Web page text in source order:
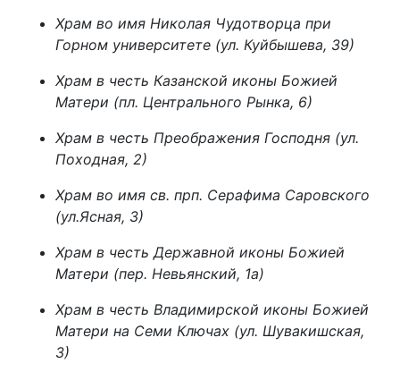
Храм во имя Николая Чудотворца при
Горном университете (ул. Куйбышева, 39)
Храм в честь Казанской иконы Божией
Матери (пл. Центрального Рынка, 6)
Храм в честь Преображения Господня (ул.
Походная, 2)
Храм во имя св. прп. Серафима Саровского
(ул.Ясная, 3)
Храм в честь Державной иконы Божией
Матери (пер. Невьянский, 1а)
Храм в честь Владимирской иконы Божией
Матери на Семи Ключах (ул. Шувакишская,
3)